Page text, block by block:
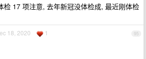
检 17 项注意, 去年新冠没体检成, 最近刚体检
95
18, 2020 1